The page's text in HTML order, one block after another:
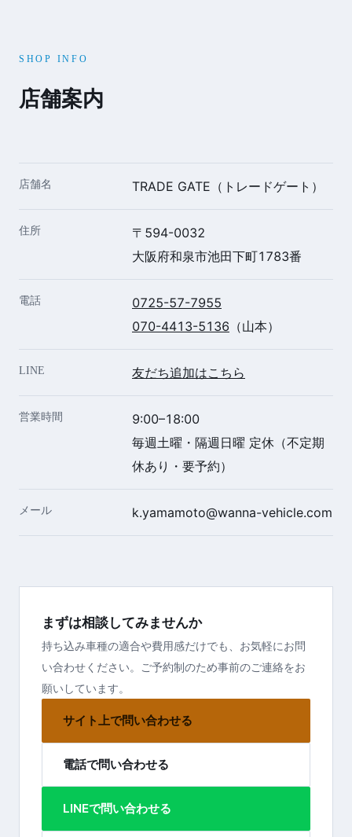
SHOP INFO
店舗案内
店舗名 TRADE GATE（トレードゲート）
住所
〒594-0032
大阪府和泉市池田下町1783番
電話
0725-57-7955
070-4413-5136 （山本）
LINE 友だち追加はこちら
営業時間
9:00–18:00
毎週土曜・隔週日曜 定休（不定期
休あり・要予約）
メール k.yamamoto@wanna-vehicle.com
まずは相談してみませんか
持ち込み車種の適合や費用感だけでも、お気軽にお問
い合わせください。ご予約制のため事前のご連絡をお
願いしています。
サイト上で問い合わせる
電話で問い合わせる
LINEで問い合わせる